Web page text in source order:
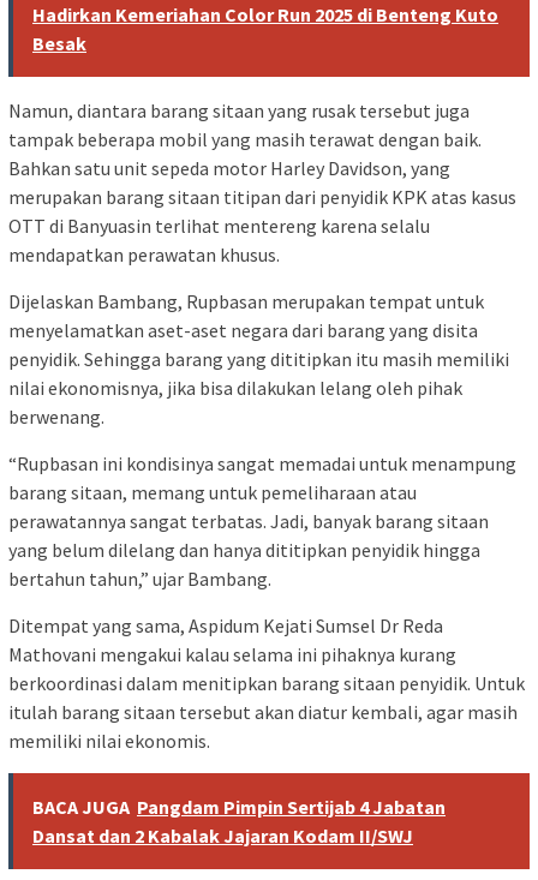
Hadirkan Kemeriahan Color Run 2025 di Benteng Kuto
Besak
Namun, diantara barang sitaan yang rusak tersebut juga
tampak beberapa mobil yang masih terawat dengan baik.
Bahkan satu unit sepeda motor Harley Davidson, yang
merupakan barang sitaan titipan dari penyidik KPK atas kasus
OTT di Banyuasin terlihat mentereng karena selalu
mendapatkan perawatan khusus.
Dijelaskan Bambang, Rupbasan merupakan tempat untuk
menyelamatkan aset-aset negara dari barang yang disita
penyidik. Sehingga barang yang dititipkan itu masih memiliki
nilai ekonomisnya, jika bisa dilakukan lelang oleh pihak
berwenang.
“Rupbasan ini kondisinya sangat memadai untuk menampung
barang sitaan, memang untuk pemeliharaan atau
perawatannya sangat terbatas. Jadi, banyak barang sitaan
yang belum dilelang dan hanya dititipkan penyidik hingga
bertahun tahun,” ujar Bambang.
Ditempat yang sama, Aspidum Kejati Sumsel Dr Reda
Mathovani mengakui kalau selama ini pihaknya kurang
berkoordinasi dalam menitipkan barang sitaan penyidik. Untuk
itulah barang sitaan tersebut akan diatur kembali, agar masih
memiliki nilai ekonomis.
BACA JUGA Pangdam Pimpin Sertijab 4 Jabatan
Dansat dan 2 Kabalak Jajaran Kodam II/SWJ